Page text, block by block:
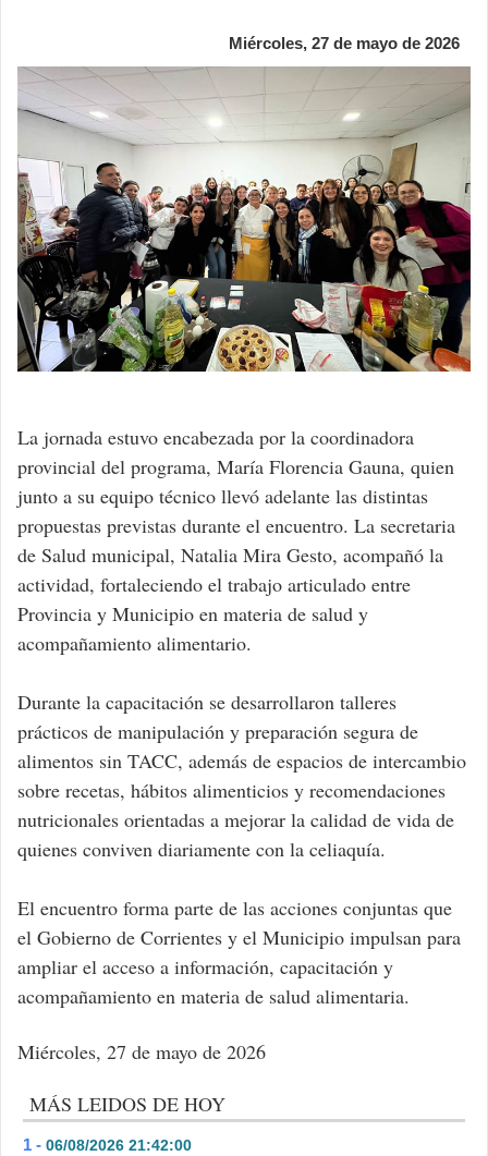
Miércoles, 27 de mayo de 2026
La jornada estuvo encabezada por la coordinadora
provincial del programa, María Florencia Gauna, quien
junto a su equipo técnico llevó adelante las distintas
propuestas previstas durante el encuentro. La secretaria
de Salud municipal, Natalia Mira Gesto, acompañó la
actividad, fortaleciendo el trabajo articulado entre
Provincia y Municipio en materia de salud y
acompañamiento alimentario.
Durante la capacitación se desarrollaron talleres
prácticos de manipulación y preparación segura de
alimentos sin TACC, además de espacios de intercambio
sobre recetas, hábitos alimenticios y recomendaciones
nutricionales orientadas a mejorar la calidad de vida de
quienes conviven diariamente con la celiaquía.
El encuentro forma parte de las acciones conjuntas que
el Gobierno de Corrientes y el Municipio impulsan para
ampliar el acceso a información, capacitación y
acompañamiento en materia de salud alimentaria.
Miércoles, 27 de mayo de 2026
MÁS LEIDOS DE HOY
1 - 06/08/2026 21:42:00